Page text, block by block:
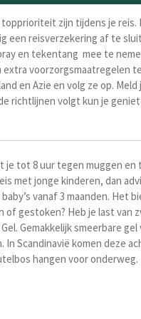
zijn tijdens je
een reisverzekering af te
en tekentang mee te
extra voorzorgsmaatregelen
en Azie en volg ze op.
richtlijnen volgt kun je
tot 8 uur tegen muggen
met jonge kinderen, dan
vanaf 3 maanden.
gestoken? Heb je last van
Gemakkelijk smeerbare
Scandinavië komen deze
hangen voor